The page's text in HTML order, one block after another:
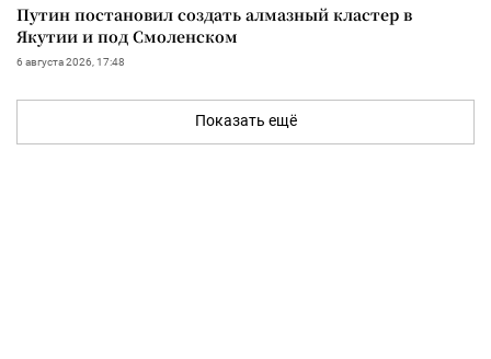
Путин постановил создать алмазный кластер в
Якутии и под Смоленском
6 августа 2026, 17:48
Показать ещё